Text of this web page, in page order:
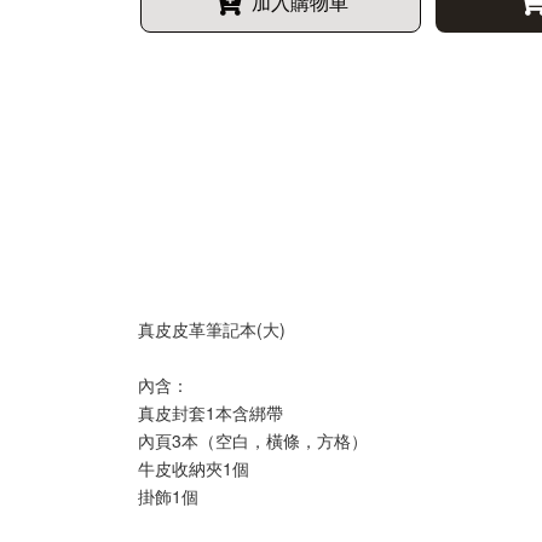
真皮皮革筆記本(大)
內含：
真皮封套1本含綁帶
內頁3本（空白，橫條，方格）
牛皮收納夾1個
掛飾1個